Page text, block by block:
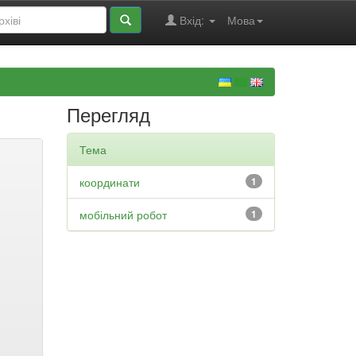
Мова
Вхід:
Перегляд
Тема
1
координати
1
мобільний робот